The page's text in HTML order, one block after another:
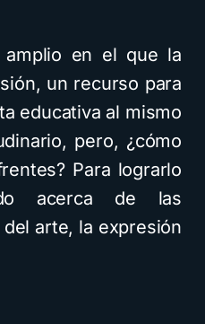
amplio en el que la
un recurso para
educativa al mismo
pero, ¿cómo
Para lograrlo
acerca de las
arte, la expresión